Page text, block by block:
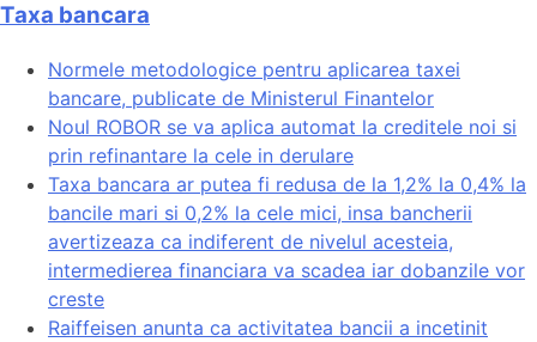
Taxa bancara
Normele metodologice pentru aplicarea taxei
bancare, publicate de Ministerul Finantelor
Noul ROBOR se va aplica automat la creditele noi si
prin refinantare la cele in derulare
Taxa bancara ar putea fi redusa de la 1,2% la 0,4% la
bancile mari si 0,2% la cele mici, insa bancherii
avertizeaza ca indiferent de nivelul acesteia,
intermedierea financiara va scadea iar dobanzile vor
creste
Raiffeisen anunta ca activitatea bancii a incetinit